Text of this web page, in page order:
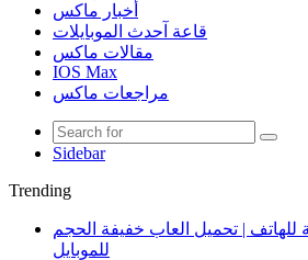
أخبار ماكس
قاعة آحدث الموبايلات
مقالات ماكس
IOS Max
مراجعات ماكس
Sidebar
Trending
للهاتف | تحميل العاب خفيفة الحجم
للموبايل